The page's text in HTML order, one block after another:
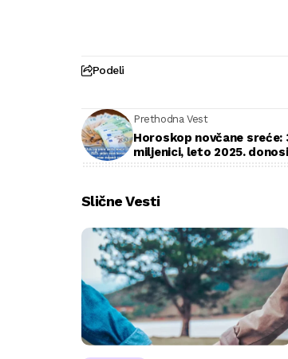
Podeli
Prethodna Vest
Horoskop novčane sreće:
miljenici, leto 2025.
Slične Vesti